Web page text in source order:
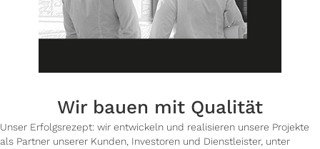
Wir bauen mit Qualität
Unser Erfolgsrezept: wir entwickeln und realisieren unsere Projekte
als Partner unserer Kunden, Investoren und Dienstleister, unter